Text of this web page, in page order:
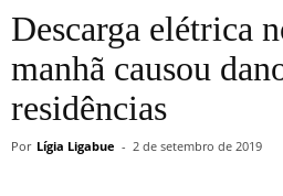
de
Descarga elétrica
manhã causou
residências
Por Lígia Ligabue - 2 de setembro de 2019